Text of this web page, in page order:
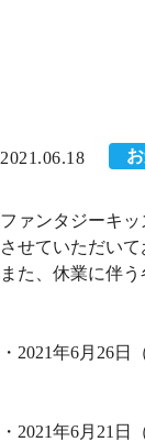
2021.06.18
ファンタジーキ
させていただい
また、休業に伴
・2021年6月26日
・2021年6月21日